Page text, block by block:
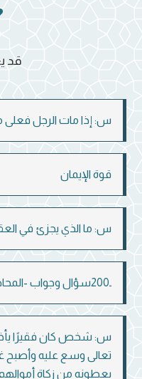
س: إذا مات الرجل
قوة الإيمان
س: ما الذي يجزئ في
ـ200سؤال وجواب -المحاضرة الخامسة عشر
س: شخص كان فقيرًا يأخذ
تعالى وسع عليه وأصبح
يعطونه من زكاة أموالهم
قد